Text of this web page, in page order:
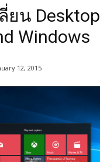
ยน Desktop
Windows
12, 2015